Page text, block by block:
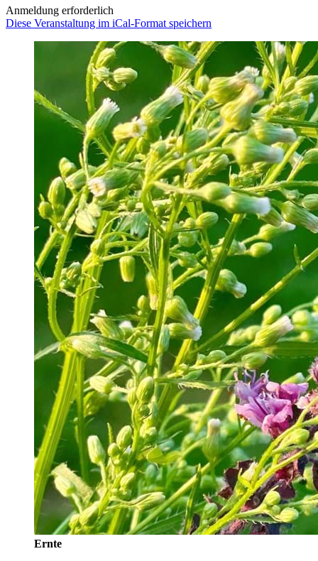
Anmeldung erforderlich
Diese Veranstaltung im iCal-Format speichern
Ernte